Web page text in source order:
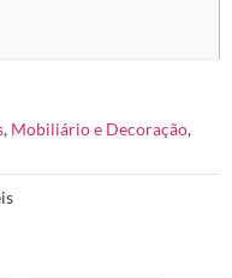
, Mobiliário e Decoração,